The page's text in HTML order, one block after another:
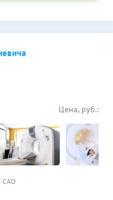
САО
Цена, руб.: